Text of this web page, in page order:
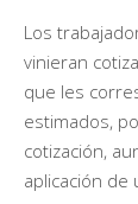
Los
vinieran
que les
estimados,
cotización,
aplicación de